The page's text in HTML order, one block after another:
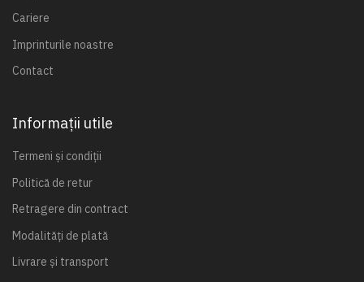
Cariere
Imprinturile noastre
Contact
Informații utile
Termeni și condiții
Politică de retur
Retragere din contract
Modalități de plată
Livrare și transport